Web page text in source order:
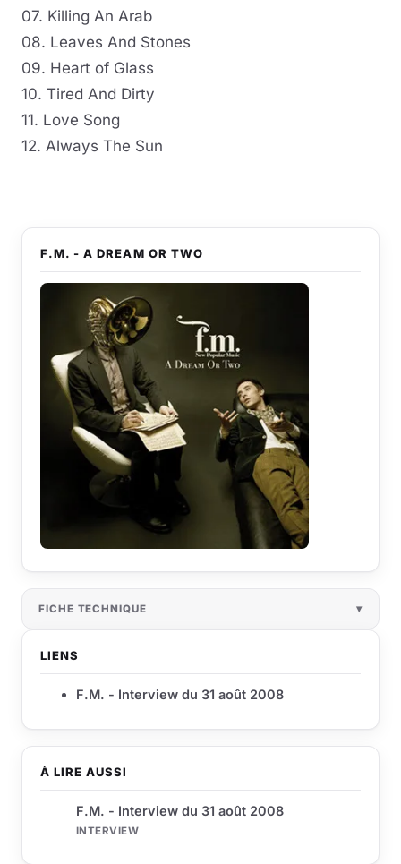
07. Killing An Arab
08. Leaves And Stones
09. Heart of Glass
10. Tired And Dirty
11. Love Song
12. Always The Sun
À LIRE AUSSI
F.M. - Interview du 31 août 2008
INTERVIEW
F.M. - A DREAM OR TWO
FICHE TECHNIQUE
LIENS
F.M. - Interview du 31 août 2008